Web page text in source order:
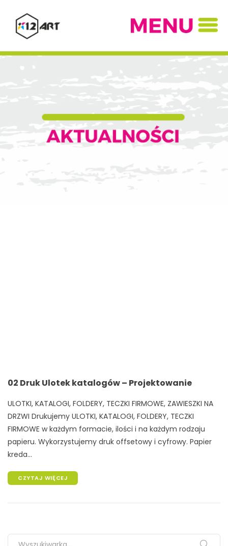
02 Druk Ulotek katalogów – Projektowanie
ULOTKI, KATALOGI, FOLDERY, TECZKI FIRMOWE, ZAWIESZKI NA
DRZWI Drukujemy ULOTKI, KATALOGI, FOLDERY, TECZKI
FIRMOWE w każdym formacie, ilości i na każdym rodzaju
papieru. Wykorzystujemy druk offsetowy i cyfrowy. Papier
kreda...
CZYTAJ WIĘCEJ
Search for: